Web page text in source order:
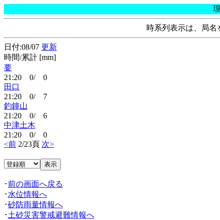
時系列表示は、局
日付:08/07 更新
時間/累計 [mm]
要
21:20 0/ 0
田口
21:20 0/ 7
釣鐘山
21:20 0/ 6
中津土木
21:20 0/ 0
<前 2/23頁 次>
･前の画面へ戻る
･ 水位情報へ
･砂防雨量情報へ
･ 土砂災害警戒避難情報へ